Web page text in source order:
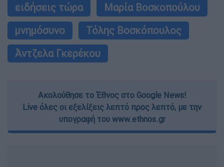
ειδήσεις τώρα
Μαρία Βοσκοπούλου
μνημόσυνο
Τόλης Βοσκόπουλος
Άντζελα Γκερέκου
Ακολούθησε το Έθνος στο Google News!
Live όλες οι εξελίξεις λεπτό προς λεπτό, με την
υπογραφή του www.ethnos.gr